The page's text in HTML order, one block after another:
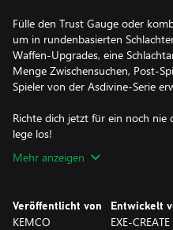
Fülle den Trust Gauge oder
um in rundenbasierten
Waffen-Upgrades, eine
Menge Zwischensuchen, Post-
Spieler von der Asdivine-Serie
Richte dich jetzt für ein noch nie
lege los!
Mehr anzeigen
Veröffentlicht von
KEMCO
Entwickelt
EXE-CREATE